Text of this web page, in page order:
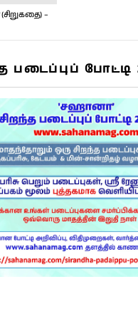
–
படைப்புப் போட்டி